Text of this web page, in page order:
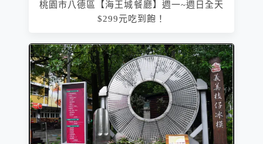
桃園市八德區【海王城餐廳】週一~週日全天
$299元吃到飽！